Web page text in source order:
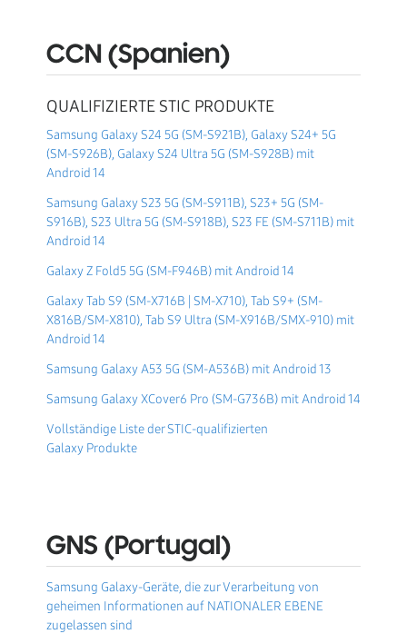
CCN (Spanien)
QUALIFIZIERTE STIC PRODUKTE
Samsung Galaxy S24 5G (SM-S921B), Galaxy S24+ 5G
(SM-S926B), Galaxy S24 Ultra 5G (SM-S928B) mit
Android 14
Samsung Galaxy S23 5G (SM-S911B), S23+ 5G (SM-
S916B), S23 Ultra 5G (SM-S918B), S23 FE (SM-S711B) mit
Android 14
Galaxy Z Fold5 5G (SM-F946B) mit Android 14
Galaxy Tab S9 (SM-X716B | SM-X710), Tab S9+ (SM-
X816B/SM-X810), Tab S9 Ultra (SM-X916B/SMX-910) mit
Android 14
Samsung Galaxy A53 5G (SM-A536B) mit Android 13
Samsung Galaxy XCover6 Pro (SM-G736B) mit Android 14
Vollständige Liste der STIC-qualifizierten
Galaxy Produkte
GNS (Portugal)
Samsung Galaxy-Geräte, die zur Verarbeitung von
geheimen Informationen auf NATIONALER EBENE
zugelassen sind